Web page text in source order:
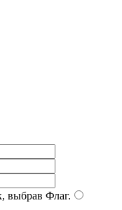
выбрав Флаг.